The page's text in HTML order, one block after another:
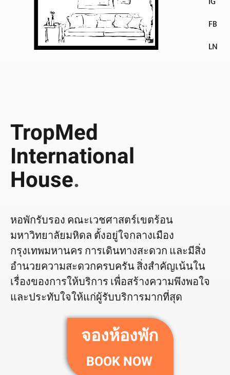
TropMed
International
House.
หอพักรับรอง คณะเวชศาสตร์เขตร้อน
มหาวิทยาลัยมหิดล ตั้งอยู่ใจกลางเมือง
กรุงเทพมหานคร การเดินทางสะดวก และมีสิ่ง
อํานวยความสะดวกครบครัน สิ่งสําคัญเน้นใน
เรื่องของการให้บริการ เพื่อสร้างความพึงพอใจ
และประทับใจให้แก่ผู้รับบริการมากที่สุด
จองห้องพัก
BOOK NOW
FB
LN